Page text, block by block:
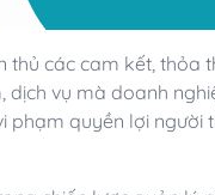
các cam kết, thỏa
vụ mà doanh
quyền lợi người